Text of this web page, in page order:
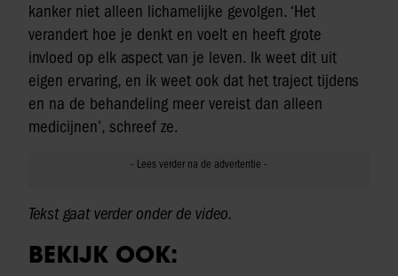
kanker niet alleen lichamelijke gevolgen. ‘Het
verandert hoe je denkt en voelt en heeft grote
invloed op elk aspect van je leven. Ik weet dit uit
eigen ervaring, en ik weet ook dat het traject tijdens
en na de behandeling meer vereist dan alleen
medicijnen’, schreef ze.
Tekst gaat verder onder de video.
BEKIJK OOK: